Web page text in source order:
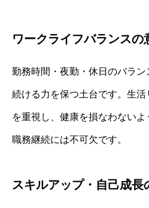
ワークライフバランスの
勤務時間・夜勤・休日のバラ
続ける力を保つ土台です。生
を重視し、健康を損なわない
職務継続には不可欠です。
スキルアップ・自己成長